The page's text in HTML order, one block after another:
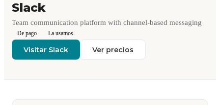
Slack
Team communication platform with channel-based messaging
De pago La usamos
Visitar Slack Ver precios